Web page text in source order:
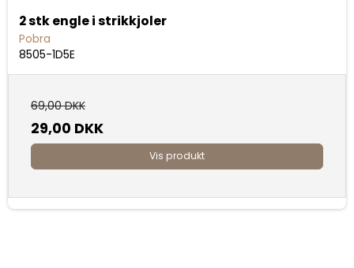
2 stk engle i strikkjoler
Pobra
8505-1D5E
69,00 DKK
29,00 DKK
Vis produkt